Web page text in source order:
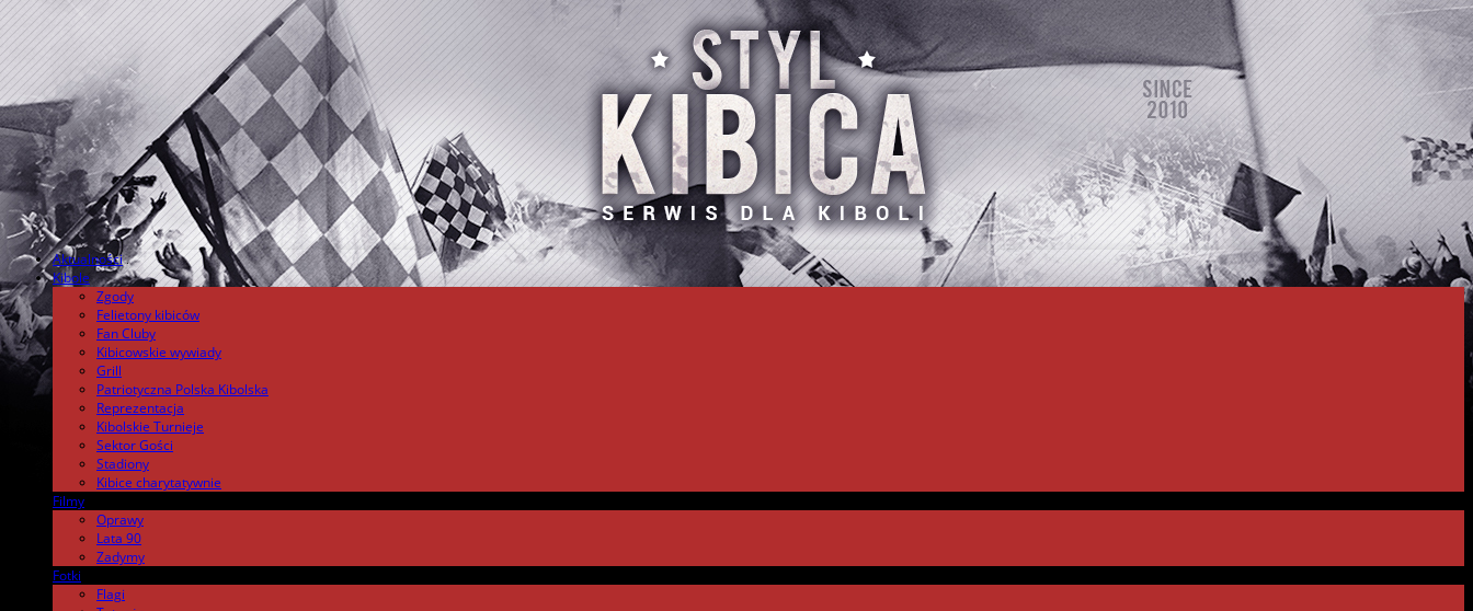
Aktualności .
Kibole
Zgody
Felietony kibiców
Fan Cluby
Kibicowskie wywiady
Grill
Patriotyczna Polska Kibolska
Reprezentacja
Kibolskie Turnieje
Sektor Gości
Stadiony
Kibice charytatywnie
Filmy
Oprawy
Lata 90
Zadymy
Fotki
Flagi